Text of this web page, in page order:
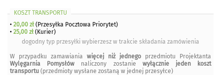
KOSZT TRANSPORTU
• 20,00 zł (Przesyłka Pocztowa Priorytet)
• 25,00 zł (Kurier)
dogodny typ przesyłki wybierzesz w trakcie składania zamówienia
W przypadku zamawiania więcej niż jednego przedmiotu Projektanta
Wylęgarnia Pomysłów naliczony zostanie wyłącznie jeden koszt
transportu (przedmioty wysłane zostaną w jednej przesyłce)